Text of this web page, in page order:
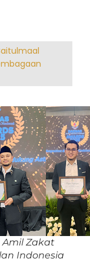
Amil Zakat
Indonesia